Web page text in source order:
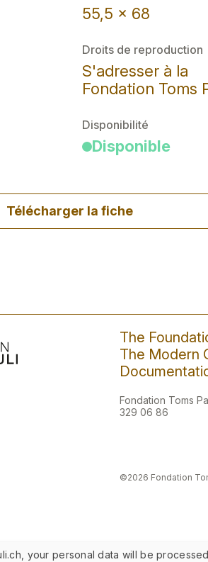
55,5 x 68
Droits de reproduction
S'adresser à la
Fondation Toms
Disponibilité
Disponible
Télécharger la fiche
The
The Modern
Fondation Toms
329 06 86
©2026 Fondation
your personal data will be